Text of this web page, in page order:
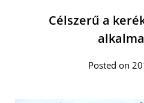
Célszerű a
Posted on